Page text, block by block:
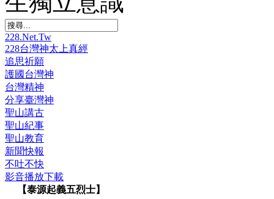
228.Net.Tw
228台灣神太上真經
追思祈願
護國台灣神
台灣精神
分享臺灣神
聖山講古
聖山紀事
聖山教育
新聞快報
不吐不快
影音播放下載
【泰源起義五烈士】